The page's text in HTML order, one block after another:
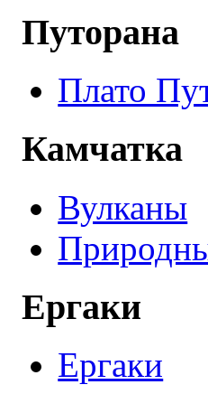
Путорана
Плато
Камчатка
Вулканы
Ергаки
Ергаки